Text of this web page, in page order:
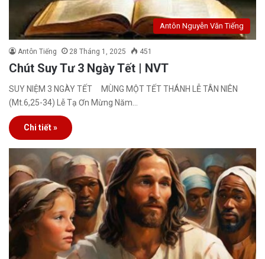
Antôn Nguyễn Văn Tiếng
Antôn Tiếng 28 Tháng 1, 2025 451
Chút Suy Tư 3 Ngày Tết | NVT
SUY NIỆM 3 NGÀY TẾT MÙNG MỘT TẾT THÁNH LỄ TÂN NIÊN
(Mt.6,25-34) Lễ Tạ Ơn Mừng Năm…
Chi tiết »